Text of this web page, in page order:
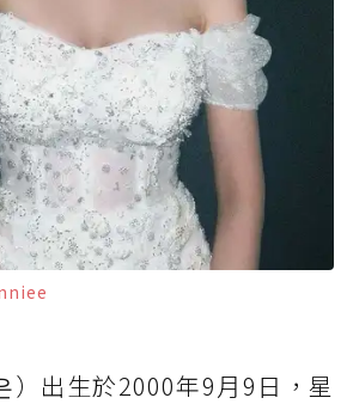
）出生於2000年9月9日，星